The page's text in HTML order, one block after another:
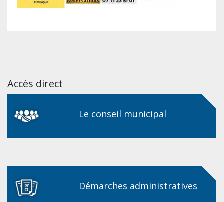
Accès direct
Le conseil municipal
Démarches administratives